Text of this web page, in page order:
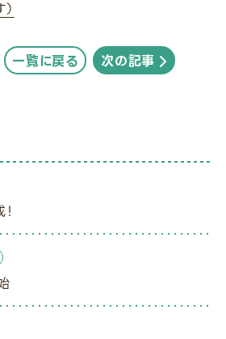
一覧に戻る 次の記事